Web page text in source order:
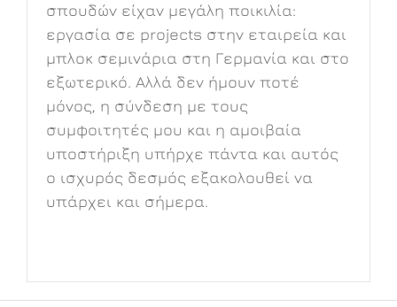
σπουδών είχαν μεγάλη ποικιλία:
εργασία σε projects στην εταιρεία και
μπλοκ σεμινάρια στη Γερμανία και στο
εξωτερικό. Αλλά δεν ήμουν ποτέ
μόνος, η σύνδεση με τους
συμφοιτητές μου και η αμοιβαία
υποστήριξη υπήρχε πάντα και αυτός
ο ισχυρός δεσμός εξακολουθεί να
υπάρχει και σήμερα.